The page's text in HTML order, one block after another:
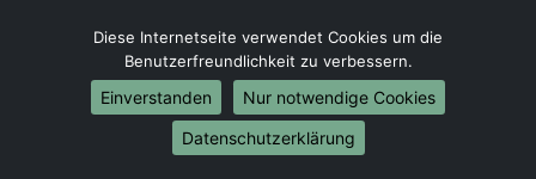
Umzüge-Deutschlandweit
Umzug von Wiesbaden nach Berlin
Umzug von Wiesbaden nach Hamburg
Umzug von Wiesbaden nach München
Umzug von Wiesbaden nach Köln
Diese Internetseite verwendet Cookies um die
Benutzerfreundlichkeit zu verbessern.
Einverstanden
Nur notwendige Cookies
Datenschutzerklärung